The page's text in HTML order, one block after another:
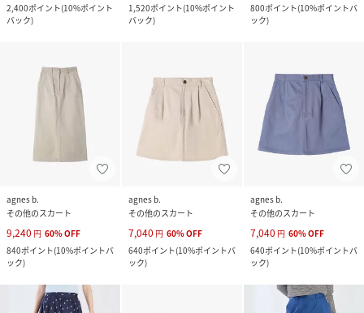
2,400ポイント(10%ポイント
バック)
1,520ポイント(10%ポイント
バック)
800ポイント(10%ポイントバ
ック)
agnes b.
その他のスカート
9,240 円 60%OFF
840ポイント(10%ポイントバ
ック)
agnes b.
その他のスカート
7,040 円 60%OFF
640ポイント(10%ポイントバ
ック)
agnes b.
その他のスカート
7,040 円 60%OFF
640ポイント(10%ポイントバ
ック)